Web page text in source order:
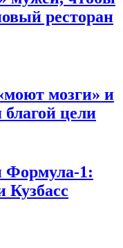
ресторан
мозги» и
цели
Формула-1:
Кузбасс